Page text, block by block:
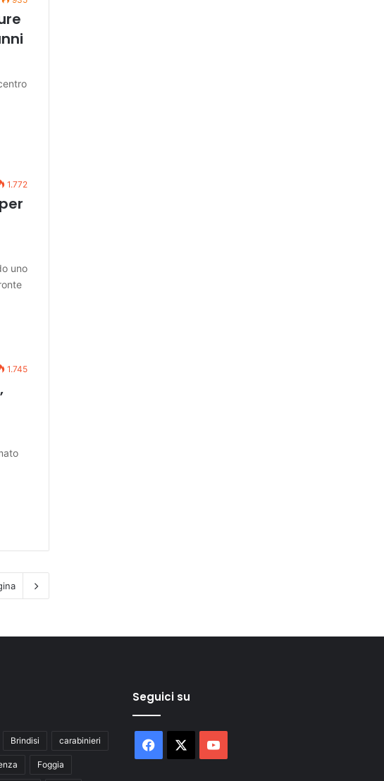
1.772
uno
1.745
Brindisi carabinieri
Foggia
Seguici su
Facebook